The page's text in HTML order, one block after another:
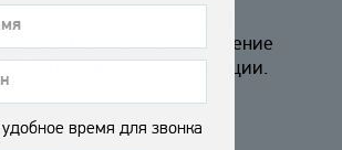
Цифровой сервис на новом
уровне. Мобильное приложение
GWM получило новые функции.